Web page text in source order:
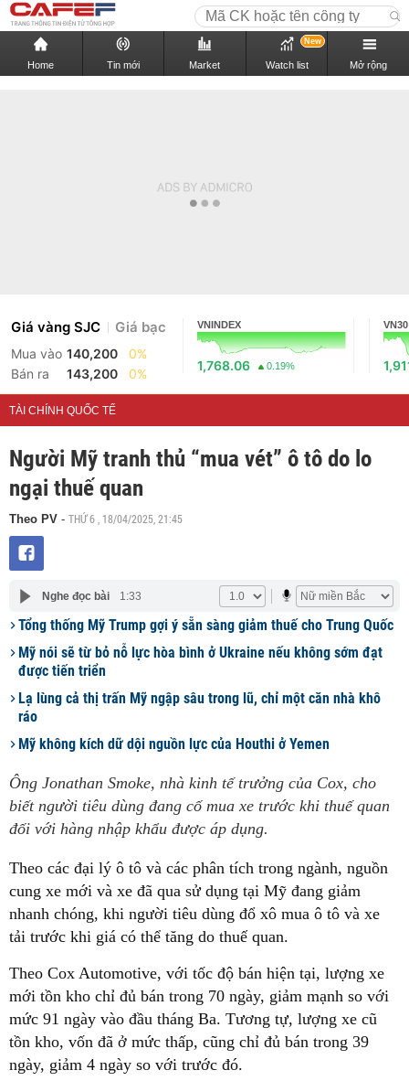
Home Tin mới Market Watch list
New
Mở rộng
Giá vàng SJC Giá bạc
Mua vào 140,200
0%
Bán ra
143,200 0%
VNINDEX
1,768.06 0.19%
VN30
TÀI CHÍNH QUỐC TẾ
Người Mỹ tranh thủ “mua vét” ô tô do lo
ngại thuế quan
Theo PV - THỨ 6 , 18/04/2025, 21:45
Nghe đọc bài 1:33
Tổng thống Mỹ Trump gợi ý sẵn sàng giảm thuế cho Trung Quốc
Mỹ nói sẽ từ bỏ nỗ lực hòa bình ở Ukraine nếu không sớm đạt
được tiến triển
Lạ lùng cả thị trấn Mỹ ngập sâu trong lũ, chỉ một căn nhà khô
ráo
Mỹ không kích dữ dội nguồn lực của Houthi ở Yemen
Ông Jonathan Smoke, nhà kinh tế trưởng của Cox, cho
biết người tiêu dùng đang cố mua xe trước khi thuế quan
đối với hàng nhập khẩu được áp dụng.
Theo các đại lý ô tô và các phân tích trong ngành, nguồn
cung xe mới và xe đã qua sử dụng tại Mỹ đang giảm
nhanh chóng, khi người tiêu dùng đổ xô mua ô tô và xe
tải trước khi giá có thể tăng do thuế quan.
Theo Cox Automotive, với tốc độ bán hiện tại, lượng xe
mới tồn kho chỉ đủ bán trong 70 ngày, giảm mạnh so với
mức 91 ngày vào đầu tháng Ba. Tương tự, lượng xe cũ
tồn kho, vốn đã ở mức thấp, cũng chỉ đủ bán trong 39
ngày, giảm 4 ngày so với trước đó.